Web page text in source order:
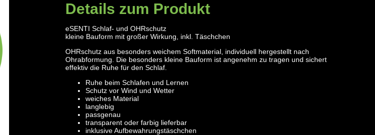
Details zum Produkt
eSENTI Schlaf- und OHRschutz
kleine Bauform mit großer Wirkung, inkl. Täschchen
OHRschutz aus besonders weichem Softmaterial, individuell hergestellt nach
Ohrabformung. Die besonders kleine Bauform ist angenehm zu tragen und sichert
effektiv die Ruhe für den Schlaf.
Ruhe beim Schlafen und Lernen
Schutz vor Wind und Wetter
weiches Material
langlebig
passgenau
transparent oder farbig lieferbar
inklusive Aufbewahrungstäschchen